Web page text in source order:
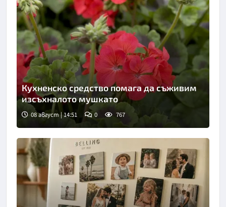
Кухненско средство помага да съживим
изсъхналото мушкато
08 август | 14:51 0 767